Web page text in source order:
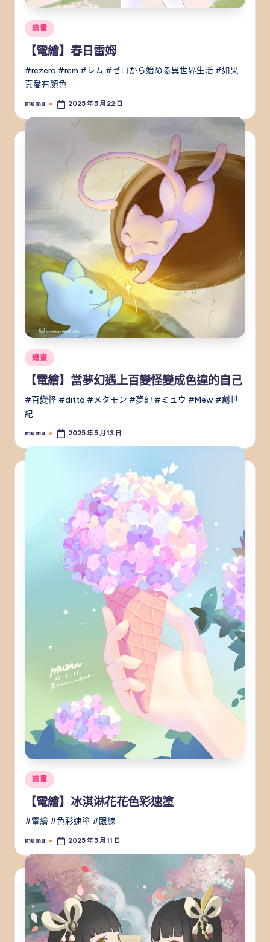
Posted
in
繪畫
【電繪】春日雷姆
#rezero #rem #レム #ゼロから始める異世界生活 #如果
真愛有顏色
Posted
mumu 2025 年 5 月 22 日
Posted
in
繪畫
【電繪】當夢幻遇上百變怪變成色違的自己
#百變怪 #ditto #メタモン #夢幻 #ミュウ #Mew #創世
紀
Posted
mumu 2025 年 5 月 13 日
Posted
in
繪畫
【電繪】冰淇淋花花色彩速塗
#電繪 #色彩速塗 #跟練
Posted
mumu 2025 年 5 月 11 日